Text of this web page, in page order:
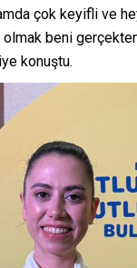
çok keyifli ve
beni
konuştu.